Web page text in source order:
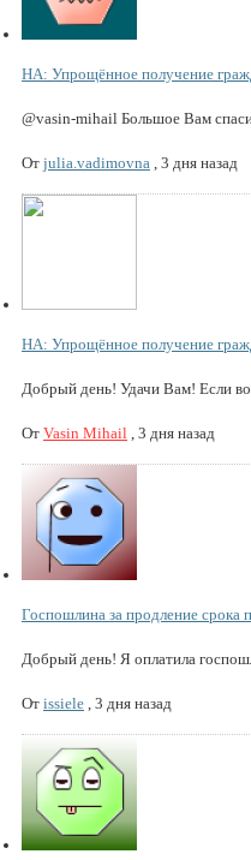
НА: Упрощённое получение
@vasin-mihail Большое Вам
От julia.vadimovna 3 дня назад
НА: Упрощённое получение
Добрый день! Удачи Вам! Если
От Vasin Mihail 3 дня назад
Госпошлина за продление срока
Добрый день! Я оплатила
От issiele 3 дня назад